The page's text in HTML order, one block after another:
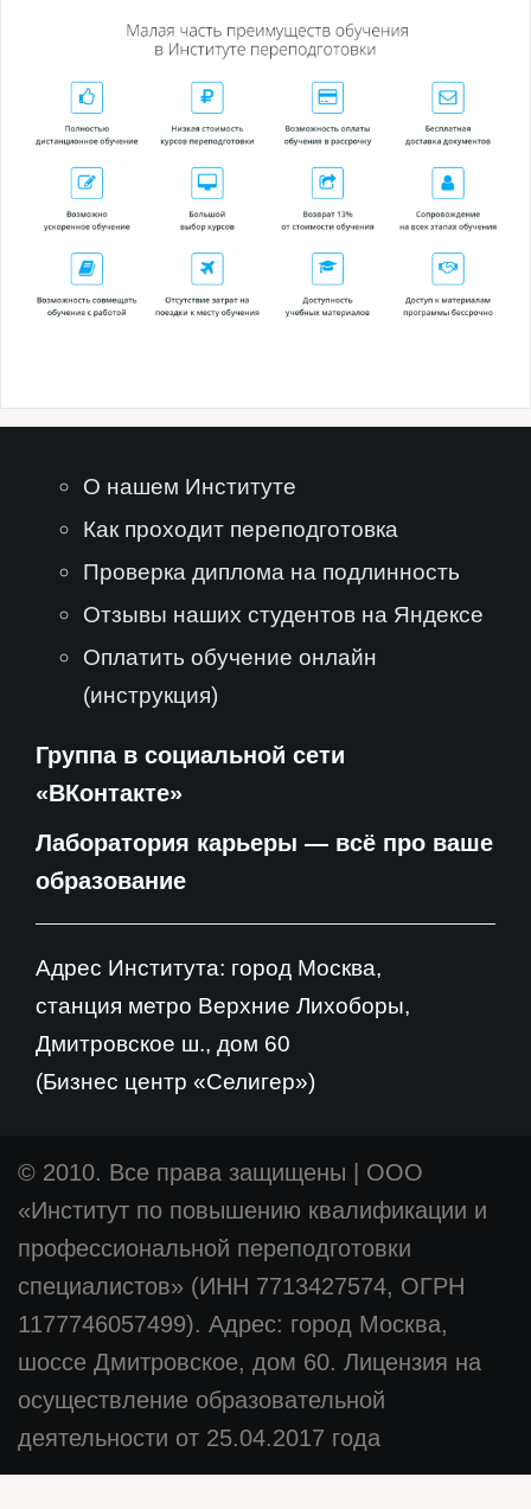
О нашем Институте
Как проходит переподготовка
Проверка диплома на подлинность
Отзывы наших студентов на Яндексе
Оплатить обучение онлайн
(инструкция)
Группа в социальной сети
«ВКонтакте»
Лаборатория карьеры — всё про ваше
образование
Адрес Института: город Москва,
станция метро Верхние Лихоборы,
Дмитровское ш., дом 60
(Бизнес центр «Селигер»)
© 2010. Все права защищены
ООО
«Институт по повышению квалификации и
профессиональной переподготовки
специалистов» (ИНН 7713427574, ОГРН
1177746057499). Адрес: город Москва,
шоссе Дмитровское, дом 60. Лицензия на
осуществление образовательной
деятельности от 25.04.2017 года